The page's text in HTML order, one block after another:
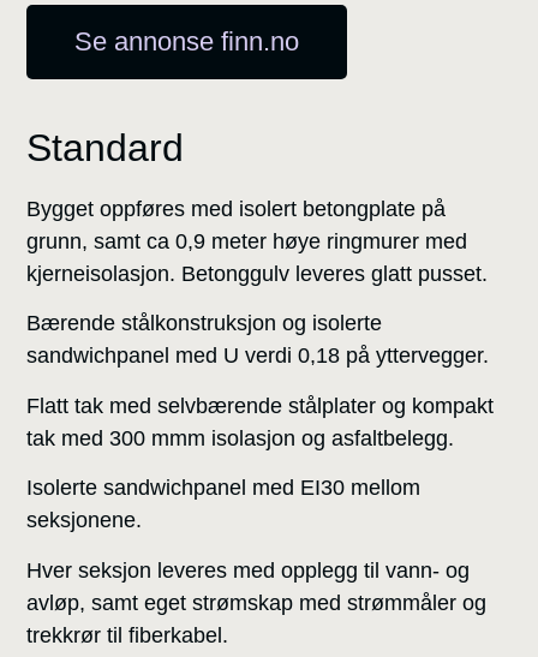
Se annonse finn.no
Standard
Bygget oppføres med isolert betongplate på
grunn, samt ca 0,9 meter høye ringmurer med
kjerneisolasjon. Betonggulv leveres glatt pusset.
Bærende stålkonstruksjon og isolerte
sandwichpanel med U verdi 0,18 på yttervegger.
Flatt tak med selvbærende stålplater og kompakt
tak med 300 mmm isolasjon og asfaltbelegg.
Isolerte sandwichpanel med EI30 mellom
seksjonene.
Hver seksjon leveres med opplegg til vann- og
avløp, samt eget strømskap med strømmåler og
trekkrør til fiberkabel.